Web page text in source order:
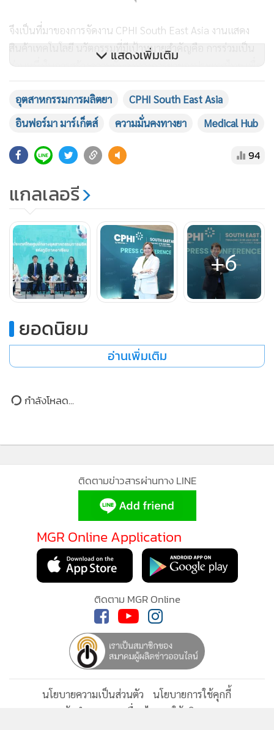
Generic และยาพัฒนาใหม่เพิ่มมากขึ้น ซึ่งเป็นสิ่งที่ภาครัฐขับ
เคลื่อนเพื่อสร้างความมั่นคงทางการยา
การสร้างความมั่นคงทางการยาและด้านสุขภาพ จึงถูกกำหนด
เป็นนโยบายที่ภาครัฐมีขึ้นเพื่อยกระดับมาตรฐานสาธารณสุขและ
ระบบเศรษฐกิจของประเทศ ในการเข้าสู่กลุ่มประเทศ OECD
สารตั้งต้นทางยาภายในประเทศ และเพิ่มกำลังการผลิตในบัญชี
จึงเป็นที่มาของการจัดงาน CPHI South East Asia งานแสดง
สินค้าเทคโนโลยี นวัตกรรมที่มีเป้าหมายสำคัญคือ การร่วมเป็น
ส่วนหนึ่งในการสร้างความมั่นคงทางการยาของประเทศไทย เพื่อ
ช่วยขับเคลื่อนสุขภาพและเศรษฐกิจให้ก้าวไปสู่การเป็นเมดิคัลฮับ
(Medical Hub) ของเอเชียตะวันออกเฉียงใต้ ด้วยมาตรฐานการ
ผลิตยาที่ได้มาตรฐานในระดับสากล และพร้อมแข่งขันในการเป็น
“ความมั่นคงทางยา ไม่ใช่เรื่องของหน่วยงานใดหน่วยงานหนึ่ง แต่
คือรากฐานของความมั่นคงของมนุษย์ องค์กรทั้งภาครัฐและ
พัฒนาในทุกมิติ เพื่อให้ประเทศไทยมีความมั่นคงทางการยาอย่าง
The Gateway to the ASEAN Pharma Industry จะร่วมเป็น
ส่วนหนึ่งให้อุตสาหกรรมยาไทยขับเคลื่อนไปตามเป้าหมาย
ยุทธศาสตร์ชาติ” นางสาวรุ้งเพชรกล่าว
แสดงเพิ่มเติม
อุตสาหกรรมการผลิตยา
CPHI South East Asia
อินฟอร์มา มาร์เก็ตส์
ความมั่นคงทางยา Medical Hub
แกลเลอรี
+6
อ่านเพิ่มเติม
ติดตามข่าวสารผ่านทาง LINE
MGR Online Application
ติดตาม MGR Online
นโยบายความเป็นส่วนตัว
นโยบายการใช้คุกกี้
ข้อกำหนดและเงื่อนไขการใช้บริการ
MGR Online ใช้คุกกี้ (Cookies)
MGR Online ใช้คุกกี้ เพื่อจัดการข้อมูลส่วนบุคคลเพื่อนำเสนอ
ประสบการณ์คอนเทนต์ที่ดีที่สุดให้กับผู้อ่านบนเว็บไซต์ และ
แอพพลิเคชั่นเงื่อนไขการใช้งานเว็บไซต์และนโยบายสิทธิ
ส่วนบุคคล
รับทราบ